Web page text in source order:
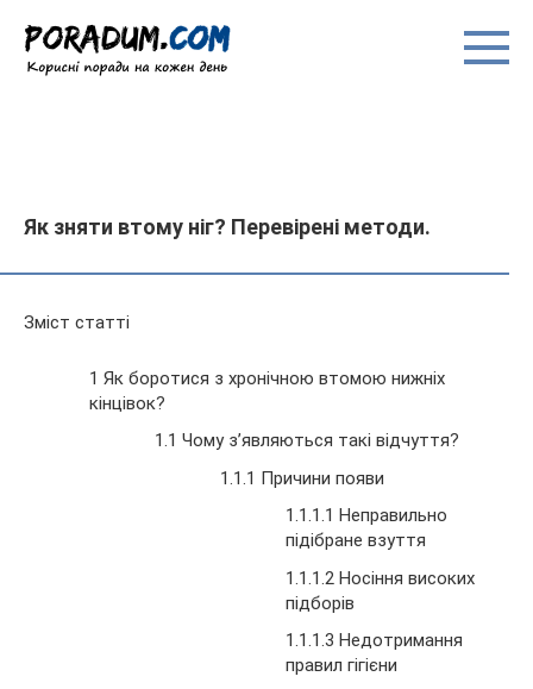
вмісту
Як зняти втому ніг? Перевірені методи.
Зміст статті
1 Як боротися з хронічною втомою нижніх
кінцівок?
1.1 Чому з’являються такі відчуття?
1.1.1 Причини появи
1.1.1.1 Неправильно
підібране взуття
1.1.1.2 Носіння високих
підборів
1.1.1.3 Недотримання
правил гігієни